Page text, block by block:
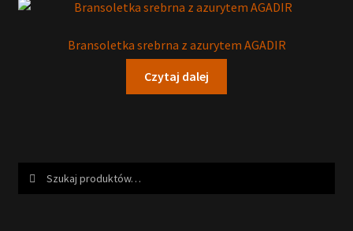
Bransoletka srebrna z azurytem AGADIR
Czytaj dalej